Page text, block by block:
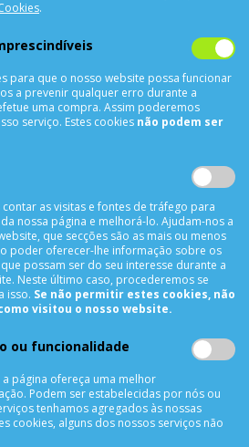
rede fixa nacional
rede móvel nacional MEO
às 19h00
.
para que o nosso website possa funcionar
a prevenir qualquer erro durante a
uma compra. Assim poderemos
serviço. Estes cookies não podem ser
as visitas e fontes de tráfego para
nossa página e melhorá-lo. Ajudam-nos a
que secções são as mais ou menos
poder oferecer-lhe informação sobre os
possam ser do seu interesse durante a
Neste último caso, procederemos se
isso. Se não permitir estes cookies, não
visitou o nosso website.
ou funcionalidade
página ofereça uma melhor
Podem ser estabelecidas por nós ou
tenhamos agregados às nossas
cookies, alguns dos nossos serviços não